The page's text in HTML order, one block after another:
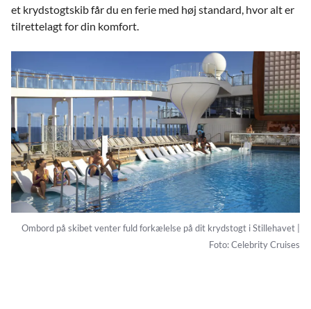
et krydstogtskib får du en ferie med høj standard, hvor alt er
tilrettelagt for din komfort.
Ombord på skibet venter fuld forkælelse på dit krydstogt i Stillehavet |
Foto: Celebrity Cruises